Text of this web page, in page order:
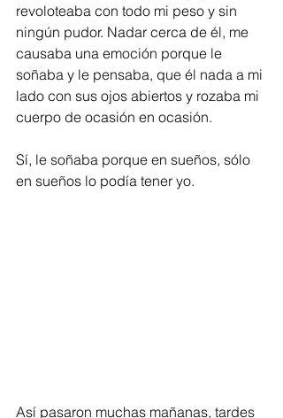
revoloteaba con todo mi peso y sin
ningún pudor. Nadar cerca de él, me
causaba una emoción porque le
soñaba y le pensaba, que él nada a mi
lado con sus ojos abiertos y rozaba mi
cuerpo de ocasión en ocasión.
Sí, le soñaba porque en sueños, sólo
en sueños lo podía tener yo.
Así pasaron muchas mañanas, tardes